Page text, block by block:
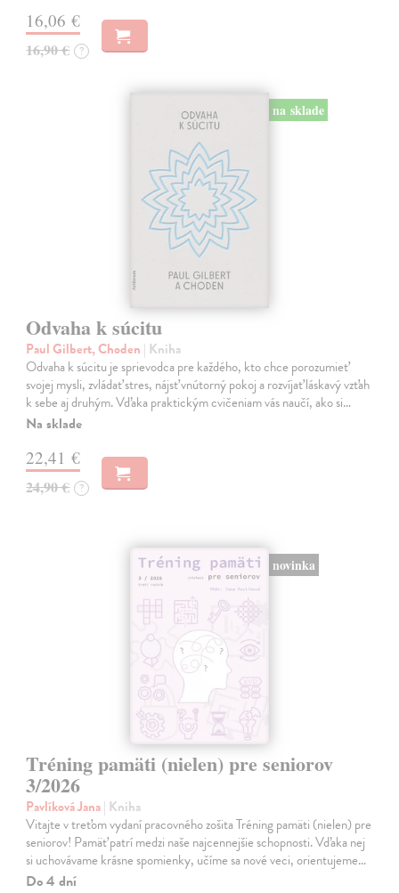
16,06 €
16,90 € ?
na sklade
Odvaha k súcitu
Paul Gilbert, Choden | Kniha
Odvaha k súcitu je sprievodca pre každého, kto chce porozumieť
svojej mysli, zvládať stres, nájsť vnútorný pokoj a rozvíjať láskavý vzťah
k sebe aj druhým. Vďaka praktickým cvičeniam vás naučí, ako si…
Na sklade
22,41 €
24,90 € ?
novinka
Tréning pamäti (nielen) pre seniorov
3/2026
Pavlíková Jana| Kniha
Vitajte v treťom vydaní pracovného zošita Tréning pamäti (nielen) pre
seniorov! Pamäť patrí medzi naše najcennejšie schopnosti. Vďaka nej
si uchovávame krásne spomienky, učíme sa nové veci, orientujeme…
Do 4 dní